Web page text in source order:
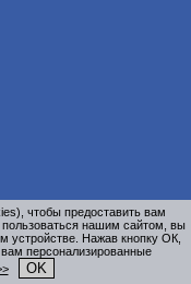
чтобы предоставить вам
нашим сайтом, вы
устройстве. Нажав кнопку ОК,
персонализированные
OK